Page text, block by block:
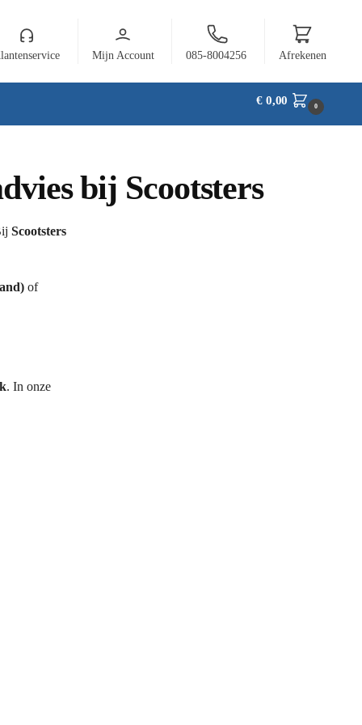
Mijn Account 085-8004256 Afrekenen
€0,00 0
bij Scootsters
Scootsters
of
. In onze